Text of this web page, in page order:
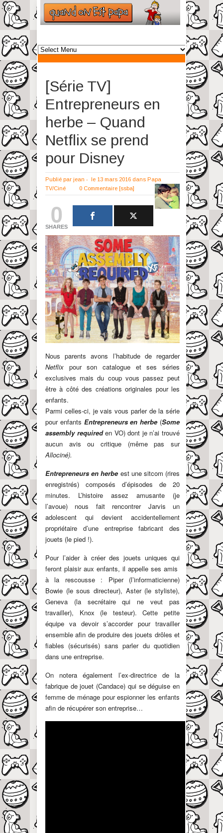
[Série TV]
Entrepreneurs en
herbe – Quand
Netflix se prend
pour Disney
Publié par jean - le 13 mars 2016 dans Papa
TV/Ciné
0 Commentaire [ssba]
0
SHARES
Nous parents avons l’habitude de regarder
Netflix pour son catalogue et ses séries
exclusives mais du coup vous passez peut
être à côté des créations originales pour les
enfants.
Parmi celles-ci, je vais vous parler de la série
pour enfants Entrepreneurs en herbe(Some
assembly required en VO) dont je n’ai trouvé
aucun avis ou critique (même pas sur
Allociné).
Entrepreneurs en herbeest une sitcom (rires
enregistrés) composés d’épisodes de 20
minutes. L’histoire assez amusante (je
l’avoue) nous fait rencontrer Jarvis un
adolescent qui devient accidentellement
propriétaire d’une entreprise fabricant des
jouets (le pied !).
Pour l’aider à créer des jouets uniques qui
feront plaisir aux enfants, il appelle ses amis
à la rescousse : Piper (l’informaticienne)
Bowie (le sous directeur), Aster (le styliste),
Geneva (la secrétaire qui ne veut pas
travailler), Knox (le testeur). Cette petite
équipe va devoir s’accorder pour travailler
ensemble afin de produire des jouets drôles et
fiables (sécurisés) sans parler du quotidien
dans une entreprise.
On notera également l’ex-directrice de la
fabrique de jouet (Candace) qui se déguise en
femme de ménage pour espionner les enfants
afin de récupérer son entreprise…